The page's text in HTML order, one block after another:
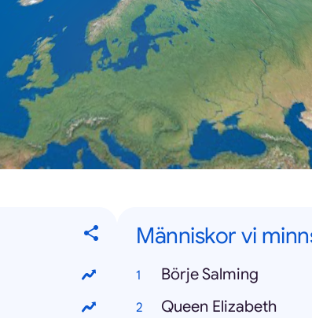
Människor vi
Börje Salming
Queen Elizabeth